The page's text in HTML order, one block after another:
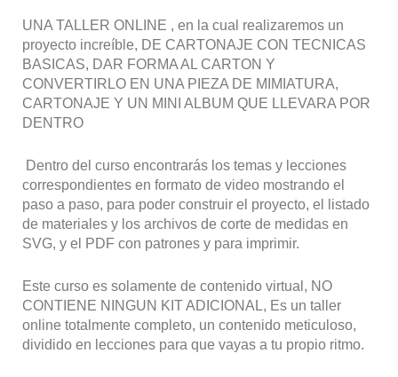
UNA TALLER ONLINE , en la cual realizaremos un
proyecto increíble, DE CARTONAJE CON TECNICAS
BASICAS, DAR FORMA AL CARTON Y
CONVERTIRLO EN UNA PIEZA DE MIMIATURA,
CARTONAJE Y UN MINI ALBUM QUE LLEVARA POR
DENTRO
Dentro del curso encontrarás los temas y lecciones
correspondientes en formato de video mostrando el
paso a paso, para poder construir el proyecto, el listado
de materiales y los archivos de corte de medidas en
SVG, y el PDF con patrones y para imprimir.
Este curso es solamente de contenido virtual, NO
CONTIENE NINGUN KIT ADICIONAL, Es un taller
online totalmente completo, un contenido meticuloso,
dividido en lecciones para que vayas a tu propio ritmo.